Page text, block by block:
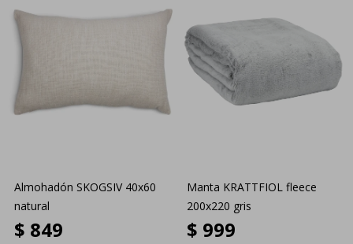
Almohadón SKOGSIV 40x60
natural
$ 849
Manta KRATTFIOL fleece
200x220 gris
$ 999